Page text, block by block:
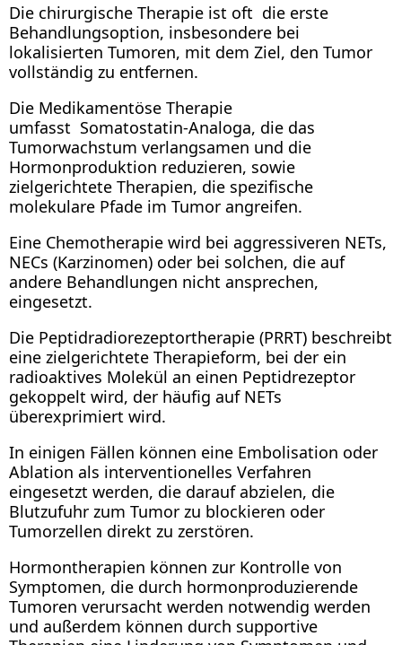
Die chirurgische Therapie ist oft die erste
Behandlungsoption, insbesondere bei
lokalisierten Tumoren, mit dem Ziel, den Tumor
vollständig zu entfernen.
Die Medikamentöse Therapie
umfasst Somatostatin-Analoga, die das
Tumorwachstum verlangsamen und die
Hormonproduktion reduzieren, sowie
zielgerichtete Therapien, die spezifische
molekulare Pfade im Tumor angreifen.
Eine Chemotherapie wird bei aggressiveren NETs,
NECs (Karzinomen) oder bei solchen, die auf
andere Behandlungen nicht ansprechen,
eingesetzt.
Die Peptidradiorezeptortherapie (PRRT) beschreibt
eine zielgerichtete Therapieform, bei der ein
radioaktives Molekül an einen Peptidrezeptor
gekoppelt wird, der häufig auf NETs
überexprimiert wird.
In einigen Fällen können eine Embolisation oder
Ablation als interventionelles Verfahren
eingesetzt werden, die darauf abzielen, die
Blutzufuhr zum Tumor zu blockieren oder
Tumorzellen direkt zu zerstören.
Hormontherapien können zur Kontrolle von
Symptomen, die durch hormonproduzierende
Tumoren verursacht werden notwendig werden
und außerdem können durch supportive